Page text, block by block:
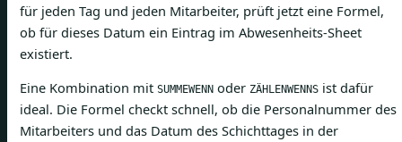
für jeden Tag und jeden Mitarbeiter, prüft jetzt eine Formel,
ob für dieses Datum ein Eintrag im Abwesenheits-Sheet
existiert.
Eine Kombination mit SUMMEWENN oder ZÄHLENWENNS ist dafür
ideal. Die Formel checkt schnell, ob die Personalnummer des
Mitarbeiters und das Datum des Schichttages in der